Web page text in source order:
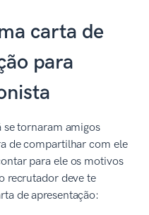
carta de
para
se tornaram amigos
de compartilhar com ele
para ele os motivos
recrutador deve te
de apresentação: